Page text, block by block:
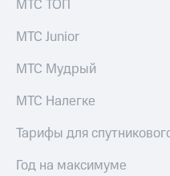
Описание
приобретения
Порядок
выкупа
Дивиденды
облигаций
Описание
МТС ТОП
МТС Junior
МТС Мудрый
МТС Налегке
Тарифы для
Год на максимуме